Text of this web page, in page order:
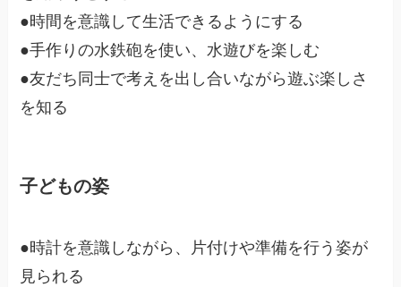
●時間を意識して生活できるようにする
●手作りの水鉄砲を使い、水遊びを楽しむ
●友だち同士で考えを出し合いながら遊ぶ楽しさ
を知る
子どもの姿
●時計を意識しながら、片付けや準備を行う姿が
見られる